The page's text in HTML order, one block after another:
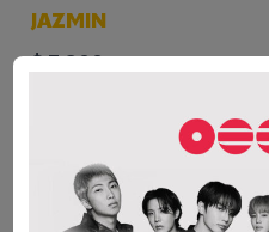
JAZMIN
$3.900